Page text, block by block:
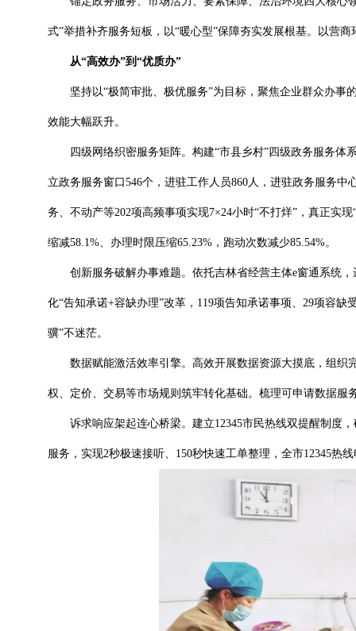
式”举措补齐服务短板，以“暖心型”保障夯实发展根基。以营
从“高效办”到“优质办”
坚持以“极简审批、极优服务”为目标，聚焦企业群众办事
效能大幅跃升。
四级网络织密服务矩阵。构建“市县乡村”四级政务服务体
立政务服务窗口546个，进驻工作人员860人，进驻政务服务中
务、不动产等202项高频事项实现7×24小时“不打烊”，真正实
缩减58.1%、办理时限压缩65.23%，跑动次数减少85.54%。
创新服务破解办事难题。依托吉林省经营主体e窗通系统，
化“告知承诺+容缺办理”改革，119项告知承诺事项、29项容
骥”不迷茫。
数据赋能激活效率引擎。高效开展数据资源大摸底，组织
权、定价、交易等市场规则筑牢转化基础。梳理可申请数据服
诉求响应架起连心桥梁。建立12345市民热线双提醒制度，
服务，实现2秒极速接听、150秒快速工单整理，全市12345热